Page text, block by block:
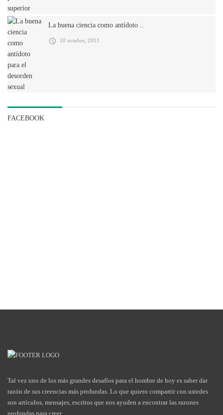
La buena ciencia como antídoto ..
10 octubre, 2011
FACEBOOK
Tal vez uno de los más grandes desafíos para el hombre de hoy es saber dar
razón de sus creencias más profundas. Lo que quiero compartir con ustedes
son artículos, mensajes, escritos que nos ayuden a encontrar las razones
profundas para creer.